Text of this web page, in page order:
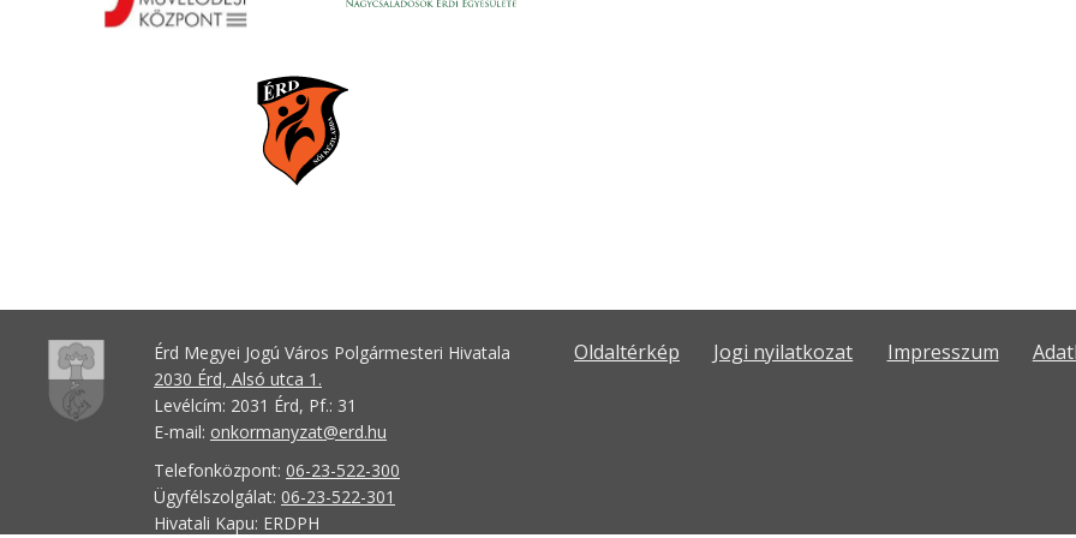
Érd Megyei Jogú Város Polgármesteri Hivatala
2030 Érd, Alsó utca 1.
Levélcím: 2031 Érd, Pf.: 31
E-mail: onkormanyzat@erd.hu
Telefonközpont: 06-23-522-300
Ügyfélszolgálat: 06-23-522-301
Hivatali Kapu: ERDPH
Oldaltérkép Jogi nyilatkozat Impresszum